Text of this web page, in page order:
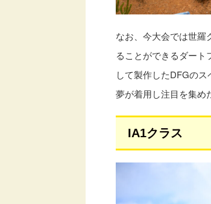
なお、今大会では世羅
ることができるダー
して製作したDFGの
夢が着用し注目を集め
IA1クラス